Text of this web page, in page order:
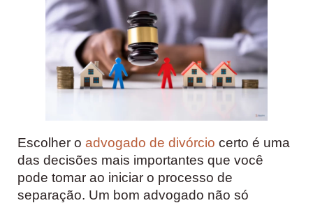
Escolher o advogado de divórcio certo é uma
das decisões mais importantes que você
pode tomar ao iniciar o processo de
separação. Um bom advogado não só